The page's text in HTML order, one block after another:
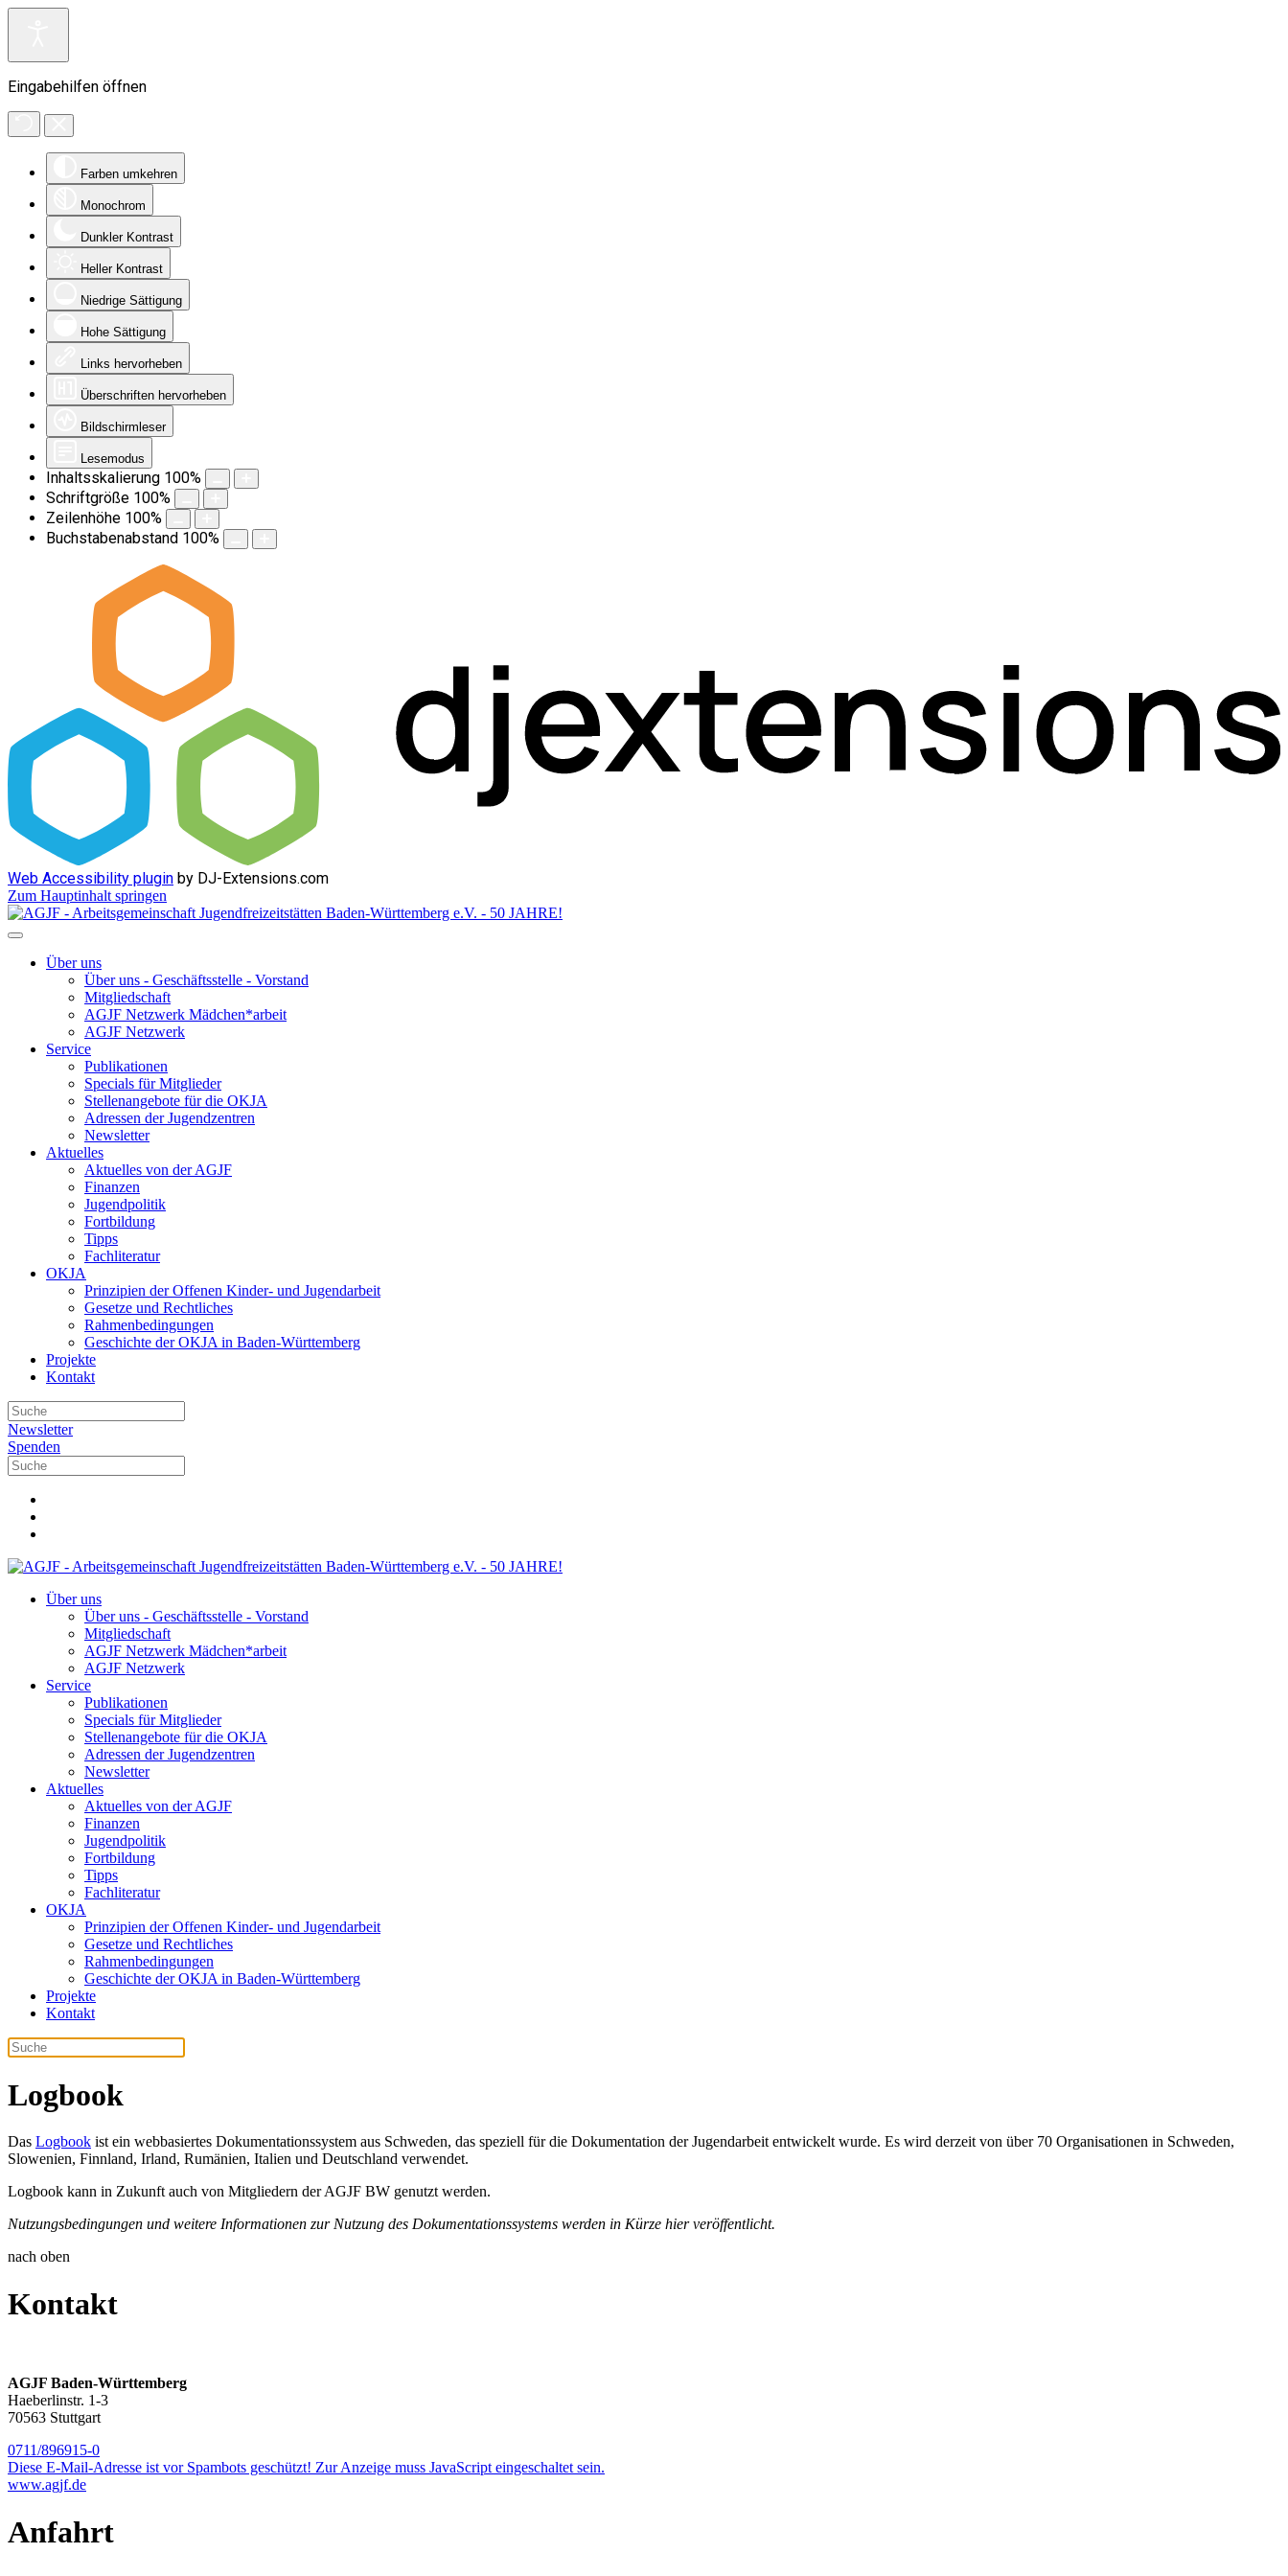
Eingabehilfen öffnen
Farben umkehren
Monochrom
Dunkler Kontrast
Heller Kontrast
Niedrige Sättigung
Hohe Sättigung
Links hervorheben
Überschriften hervorheben
Bildschirmleser
Lesemodus
Inhaltsskalierung 100%
Schriftgröße 100%
Zeilenhöhe 100%
Buchstabenabstand 100%
Web Accessibility plugin by DJ-Extensions.com
Zum Hauptinhalt springen
Über uns
Über uns - Geschäftsstelle - Vorstand
Mitgliedschaft
AGJF Netzwerk Mädchen*arbeit
AGJF Netzwerk
Service
Publikationen
Specials für Mitglieder
Stellenangebote für die OKJA
Adressen der Jugendzentren
Newsletter
Aktuelles
Aktuelles von der AGJF
Finanzen
Jugendpolitik
Fortbildung
Tipps
Fachliteratur
OKJA
Prinzipien der Offenen Kinder- und Jugendarbeit
Gesetze und Rechtliches
Rahmenbedingungen
Geschichte der OKJA in Baden-Württemberg
Projekte
Kontakt
Newsletter
Spenden
Über uns
Über uns - Geschäftsstelle - Vorstand
Mitgliedschaft
AGJF Netzwerk Mädchen*arbeit
AGJF Netzwerk
Service
Publikationen
Specials für Mitglieder
Stellenangebote für die OKJA
Adressen der Jugendzentren
Newsletter
Aktuelles
Aktuelles von der AGJF
Finanzen
Jugendpolitik
Fortbildung
Tipps
Fachliteratur
OKJA
Prinzipien der Offenen Kinder- und Jugendarbeit
Gesetze und Rechtliches
Rahmenbedingungen
Geschichte der OKJA in Baden-Württemberg
Projekte
Kontakt
Logbook
Das Logbook ist ein webbasiertes Dokumentationssystem aus Schweden, das speziell für die Dokumentation der Jugendarbeit entwickelt wurde. Es wird derzeit von über 70 Organisationen in Schweden,
Slowenien, Finnland, Irland, Rumänien, Italien und Deutschland verwendet.
Logbook kann in Zukunft auch von Mitgliedern der AGJF BW genutzt werden.
Nutzungsbedingungen und weitere Informationen zur Nutzung des Dokumentationssystems werden in Kürze hier veröffentlicht.
nach oben
Kontakt
AGJF Baden-Württemberg
Haeberlinstr. 1-3
70563 Stuttgart
0711/896915-0
Diese E-Mail-Adresse ist vor Spambots geschützt! Zur Anzeige muss JavaScript eingeschaltet sein.
www.agjf.de
Anfahrt